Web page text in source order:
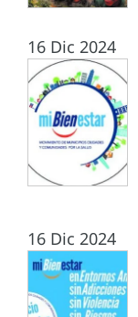
16 Dic 2024
16 Dic 2024